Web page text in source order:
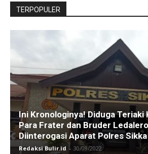
TERPOPULER
Ini Kronologinya! Diduga Teriaki
Para Frater dan Bruder
Diinterogasi Aparat Polres Sikka
Redaksi Bulir.id - 30/09/2022